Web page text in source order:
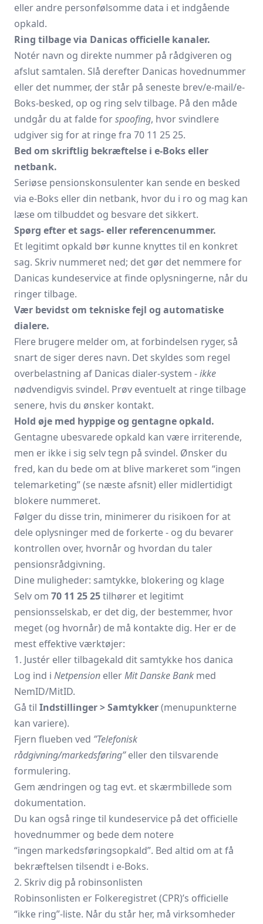
eller andre personfølsomme data i et indgående
opkald.
Ring tilbage via Danicas officielle kanaler.
Notér navn og direkte nummer på rådgiveren og
afslut samtalen. Slå derefter Danicas hovednummer
eller det nummer, der står på seneste brev/e-mail/e-
Boks-besked, op og ring selv tilbage. På den måde
undgår du at falde forspoofing, hvor svindlere
udgiver sig for at ringe fra 70 11 25 25.
Bed om skriftlig bekræftelse i e-Boks eller
netbank.
Seriøse pensionskonsulenter kan sende en besked
via e-Boks eller din netbank, hvor du i ro og mag kan
læse om tilbuddet og besvare det sikkert.
Spørg efter et sags- eller referencenummer.
Et legitimt opkald bør kunne knyttes til en konkret
sag. Skriv nummeret ned; det gør det nemmere for
Danicas kundeservice at finde oplysningerne, når du
ringer tilbage.
Vær bevidst om tekniske fejl og automatiske
dialere.
Flere brugere melder om, at forbindelsen ryger, så
snart de siger deres navn. Det skyldes som regel
overbelastning af Danicas dialer-system -ikke
nødvendigvis svindel. Prøv eventuelt at ringe tilbage
senere, hvis du ønsker kontakt.
Hold øje med hyppige og gentagne opkald.
Gentagne ubesvarede opkald kan være irriterende,
men er ikke i sig selv tegn på svindel. Ønsker du
fred, kan du bede om at blive markeret som “ingen
telemarketing” (se næste afsnit) eller midlertidigt
blokere nummeret.
Følger du disse trin, minimerer du risikoen for at
dele oplysninger med de forkerte - og du bevarer
kontrollen over, hvornår og hvordan du taler
pensionsrådgivning.
Dine muligheder: samtykke, blokering og klage
Selv om 70 11 25 25tilhører et legitimt
pensionsselskab, er det dig, der bestemmer, hvor
meget (og hvornår) de må kontakte dig. Her er de
mest effektive værktøjer:
1. Justér eller tilbagekald dit samtykke hos danica
Log ind i Netpension ellerMit Danske Bank med
NemID/MitID.
Gå til Indstillinger > Samtykker(menupunkterne
kan variere).
Fjern flueben ved ”Telefonisk
rådgivning/markedsføring”eller den tilsvarende
formulering.
Gem ændringen og tag evt. et skærmbillede som
dokumentation.
Du kan også ringe til kundeservice på det officielle
hovednummer og bede dem notere
“ingen markedsføringsopkald”. Bed altid om at få
bekræftelsen tilsendt i e-Boks.
2. Skriv dig på robinsonlisten
Robinsonlisten er Folkeregistret (CPR)’s officielle
“ikke ring”-liste. Når du står her, må virksomheder